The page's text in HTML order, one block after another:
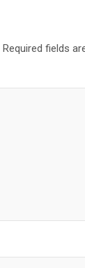
Required fields